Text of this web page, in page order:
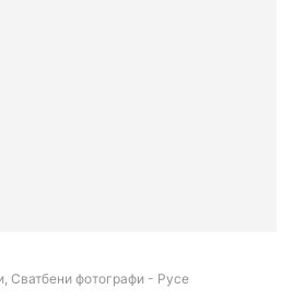
Сватбени фотографи - Русе